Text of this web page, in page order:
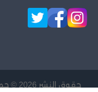
حقوق النشر 2026 © جميع الحقوق محفوظة